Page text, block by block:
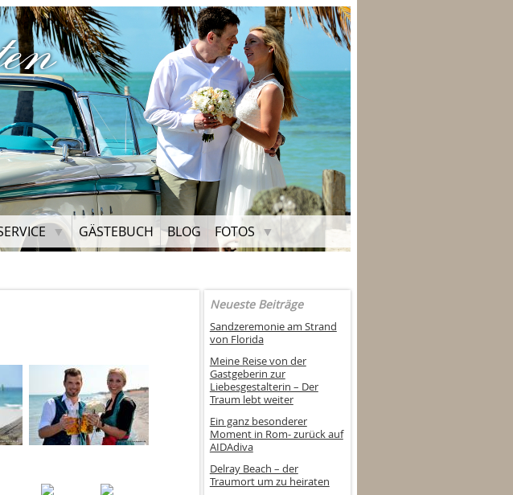
GÄSTEBUCH BLOG
FOTOS
Neueste Beiträge
Sandzeremonie am Strand
von Florida
Meine Reise von der
Gastgeberin zur
Liebesgestalterin – Der
Traum lebt weiter
Ein ganz besonderer
Moment in Rom- zurück auf
AIDAdiva
Delray Beach – der
Traumort um zu heiraten